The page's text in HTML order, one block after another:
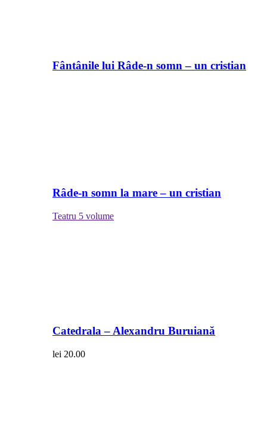
Fântânile lui Râde-n somn – un cristian
Râde-n somn la mare – un cristian
Teatru 5 volume
Catedrala – Alexandru Buruiană
lei 20.00